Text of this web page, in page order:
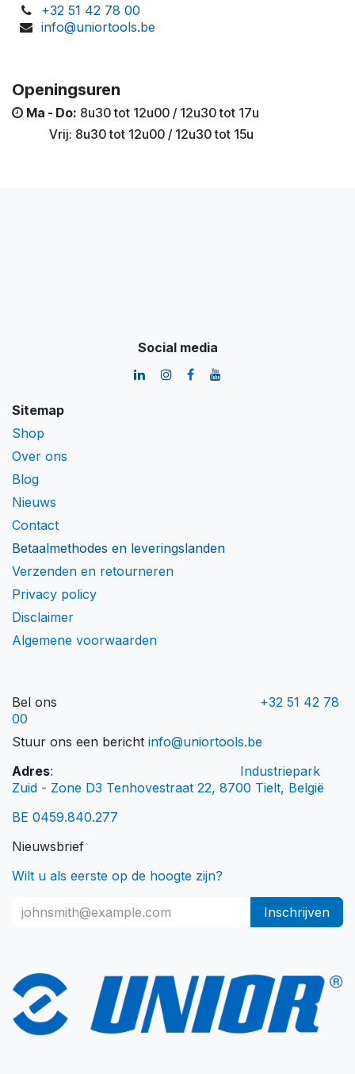
+32 51 42 78 00
info@uniortools.be
Openingsuren
Ma - Do: 8u30 tot 12u00 / 12u30 tot 17u
​Vrij: 8u30 tot 12u00 / 12u30 tot 15u
Social media
Sitemap
Shop
Over ons
Blog
Nieuws
Contact
Betaalmethodes en leveringslanden
Verzenden en retourneren
Privacy policy
Disclaimer
Algemene voorwaarden
Bel ons​
+32 51 42 78
00
Stuur ons een bericht info@uniortools.be
Adres:
​Industriepark
Zuid - Zone D3 Tenhovestraat 22, 8700 Tielt, België
BE 0459.840.277
Nieuwsbrief
Wilt u als eerste op de hoogte zijn?
Inschrijven